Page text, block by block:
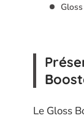
Le Gloss